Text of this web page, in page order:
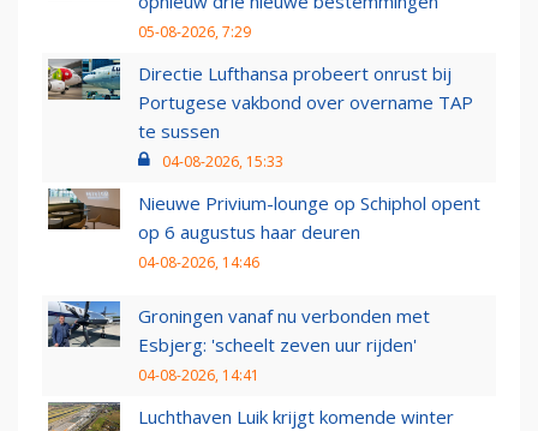
05-08-2026, 7:29
Directie Lufthansa probeert onrust bij
Portugese vakbond over overname TAP
te sussen
04-08-2026, 15:33
Nieuwe Privium-lounge op Schiphol opent
op 6 augustus haar deuren
04-08-2026, 14:46
Groningen vanaf nu verbonden met
Esbjerg: 'scheelt zeven uur rijden'
04-08-2026, 14:41
Luchthaven Luik krijgt komende winter